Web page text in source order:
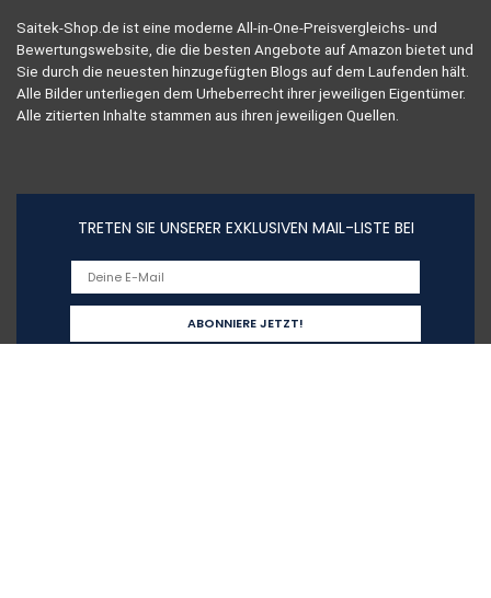
Saitek-Shop.de ist eine moderne All-in-One-Preisvergleichs- und
Bewertungswebsite, die die besten Angebote auf Amazon bietet und
Sie durch die neuesten hinzugefügten Blogs auf dem Laufenden hält.
Alle Bilder unterliegen dem Urheberrecht ihrer jeweiligen Eigentümer.
Alle zitierten Inhalte stammen aus ihren jeweiligen Quellen.
TRETEN SIE UNSERER EXKLUSIVEN MAIL-LISTE BEI